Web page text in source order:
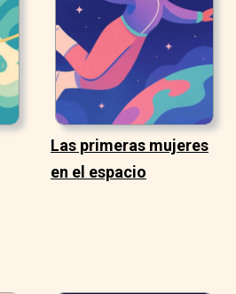
Las primeras mujeres
en el espacio